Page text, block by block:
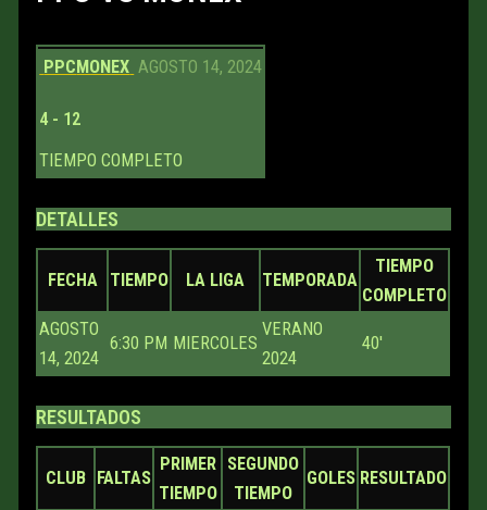
PPCMONEX AGOSTO 14, 2024
4 - 12
TIEMPO COMPLETO
DETALLES
FECHA TIEMPO LA LIGA TEMPORADA
TIEMPO
COMPLETO
AGOSTO
14, 2024
6:30 PM MIERCOLES
VERANO
2024
40'
RESULTADOS
CLUB FALTAS
PRIMER
TIEMPO
SEGUNDO
TIEMPO
GOLES RESULTADO